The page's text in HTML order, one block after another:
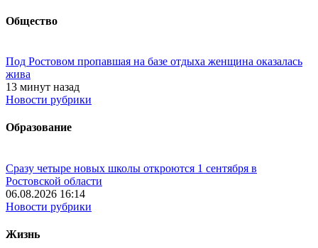
Общество
Под Ростовом пропавшая на базе отдыха женщина оказалась
жива
13 минут назад
Новости рубрики
Образование
Сразу четыре новых школы откроются 1 сентября в
Ростовской области
06.08.2026 16:14
Новости рубрики
Жизнь